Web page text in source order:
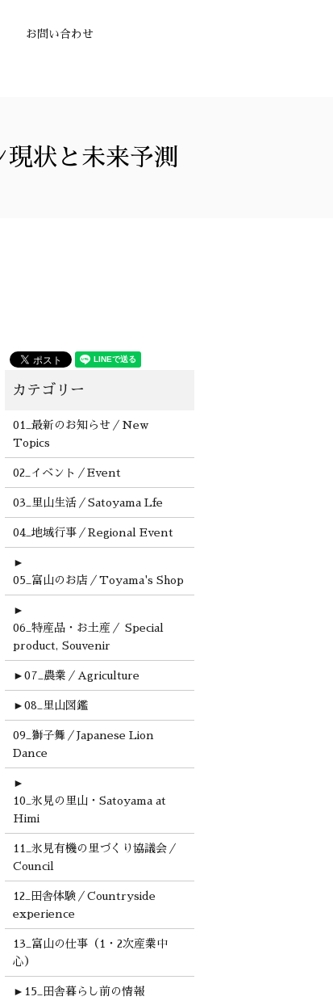
お問い合わせ
状と未来予測
01_最新のお知らせ／New
Topics
02_イベント／Event
03_里山生活／Satoyama Lfe
04_地域行事／Regional Event
►
05_富山のお店／Toyama's Shop
►
06_特産品・お土産／ Special
product, Souvenir
► 07_農業／Agriculture
► 08_里山図鑑
09_獅子舞／Japanese Lion
Dance
►
10_氷見の里山・Satoyama at
Himi
11_氷見有機の里づくり協議会／
Council
12_田舎体験／Countryside
experience
13_富山の仕事（1・2次産業中
心）
► 15_田舎暮らし前の情報